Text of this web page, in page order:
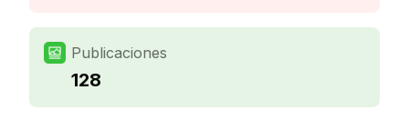
Publicaciones
128